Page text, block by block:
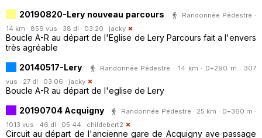
20190820-Lery nouveau parcours
Randonnée Pédestre ·
14 km · 859 vus · 38 dl · 03:20 · jacky
Boucle A-R au départ de l'Eglise de Lery Parcours fait a l'envers
très agréable
20140517-Lery
Randonnée Pédestre · 14 km · D+290 m · 307
vus · 27 dl · 03:06 · jacky
Boucle A-R au départ de l'eglise de Lery
20190704 Acquigny
Randonnée Pédestre · 25 km · D+360 m ·
1013 vus · 46 dl · 05:44 · childebert2
Circuit au départ de l'ancienne gare de Acquigny ave passage